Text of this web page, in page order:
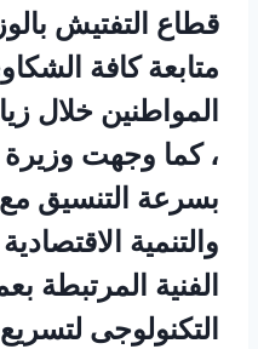
قطاع التفتيش
متابعة كافة
المواطنين خلال
، كما وجهت وزيرة
بسرعة التنسيق
والتنمية
الفنية المرتبطة
التكنولوجى